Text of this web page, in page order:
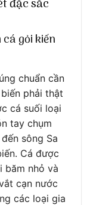
đặc sắc
cá gỏi kiến
chuẩn cần
phải thật
cá suối loại
tay chụm
sông Sa
Cá được
băm nhỏ và
cạn nước
các loại gia